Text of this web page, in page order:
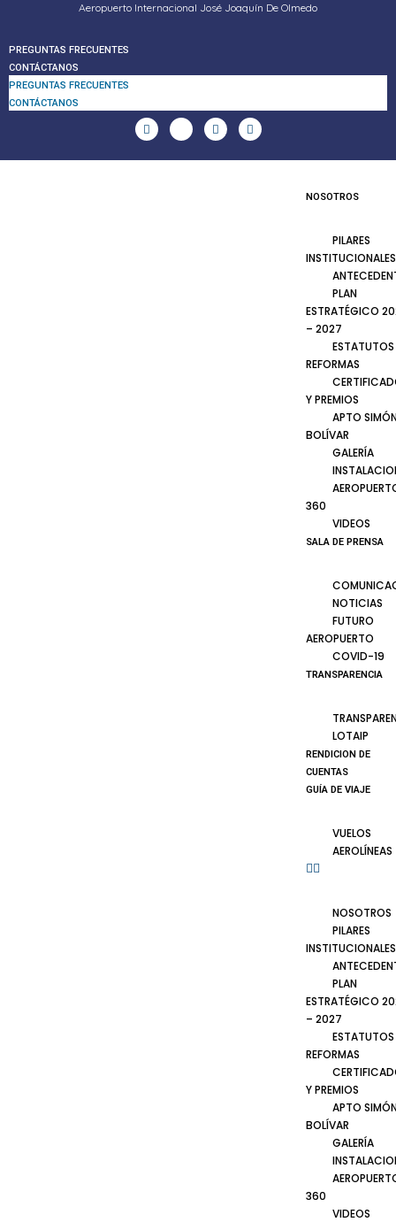
Aeropuerto Internacional José Joaquín De Olmedo
PREGUNTAS FRECUENTES
CONTÁCTANOS
PREGUNTAS FRECUENTES
CONTÁCTANOS
NOSOTROS
PILARES
INSTITUCIONALES
PLAN
ESTRATÉGICO
– 2027
ESTATUTOS
REFORMAS
Y PREMIOS
APTO
BOLÍVAR
GALERÍA
360
VIDEOS
SALA DE PRENSA
NOTICIAS
FUTURO
AEROPUERTO
COVID-19
TRANSPARENCIA
LOTAIP
RENDICION DE
CUENTAS
GUÍA DE VIAJE
VUELOS
AEROLÍNEAS
NOSOTROS
PILARES
INSTITUCIONALES
PLAN
ESTRATÉGICO
– 2027
ESTATUTOS
REFORMAS
Y PREMIOS
APTO
BOLÍVAR
GALERÍA
360
VIDEOS